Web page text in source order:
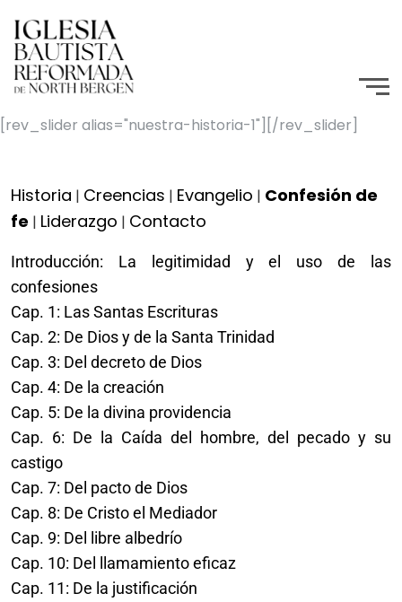
[rev_slider alias="nuestra-historia-1"][/rev_slider]
Historia | Creencias | Evangelio | Confesión de
fe | Liderazgo | Contacto
Introducción: La legitimidad y el uso de las
confesiones
Cap. 1: Las Santas Escrituras
Cap. 2: De Dios y de la Santa Trinidad
Cap. 3: Del decreto de Dios
Cap. 4: De la creación
Cap. 5: De la divina providencia
Cap. 6: De la Caída del hombre, del pecado y su
castigo
Cap. 7: Del pacto de Dios
Cap. 8: De Cristo el Mediador
Cap. 9: Del libre albedrío
Cap. 10: Del llamamiento eficaz
Cap. 11: De la justificación